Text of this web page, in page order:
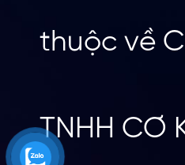
thuộc về
TNHH CƠ